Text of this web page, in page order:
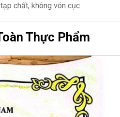
chất, không vón cục
Thực Phẩm